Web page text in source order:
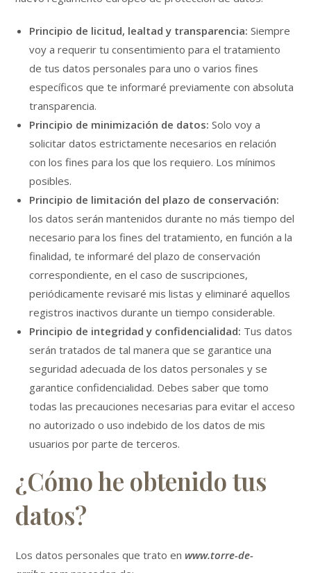
Principio de licitud, lealtad y transparencia: Siempre
voy a requerir tu consentimiento para el tratamiento
de tus datos personales para uno o varios fines
específicos que te informaré previamente con absoluta
transparencia.
Principio de minimización de datos: Solo voy a
solicitar datos estrictamente necesarios en relación
con los fines para los que los requiero. Los mínimos
posibles.
Principio de limitación del plazo de conservación:
los datos serán mantenidos durante no más tiempo del
necesario para los fines del tratamiento, en función a la
finalidad, te informaré del plazo de conservación
correspondiente, en el caso de suscripciones,
periódicamente revisaré mis listas y eliminaré aquellos
registros inactivos durante un tiempo considerable.
Principio de integridad y confidencialidad: Tus datos
serán tratados de tal manera que se garantice una
seguridad adecuada de los datos personales y se
garantice confidencialidad. Debes saber que tomo
todas las precauciones necesarias para evitar el acceso
no autorizado o uso indebido de los datos de mis
usuarios por parte de terceros.
¿Cómo he obtenido tus
datos?
Los datos personales que trato en www.torre-de-